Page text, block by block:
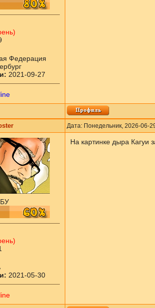
Федерация
2021-09-27
Дата: Понедельник, 2026-06-
2021-05-30
На картинке дыра Кагуи